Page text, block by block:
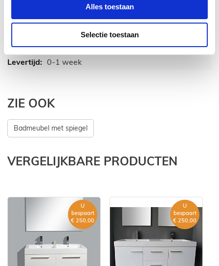
Alles toestaan
Selectie toestaan
Mineraalmarmer
Ja
Hangend
2 kraangaten
0-1 week
ZIE OOK
Badmeubel met spiegel
VERGELIJKBARE PRODUCTEN
U
bespaart
€ 250,00
U
bespaart
€ 250,00